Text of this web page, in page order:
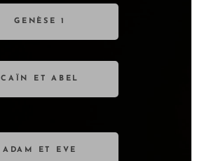
GENÈSE 1
CAÏN ET ABEL
ADAM ET EVE